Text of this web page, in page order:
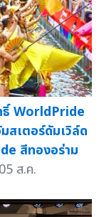
ธิ์ WorldPride
สเตอร์ดัมเวิล์ด
สีทองอร่าม
05 ส.ค.